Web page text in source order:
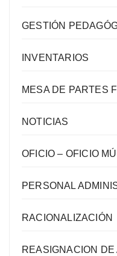
GESTIÓN
INVENTARIOS
MESA DE PARTES
NOTICIAS
OFICIO – OFICIO
PERSONAL
RACIONALIZACIÓN
REASIGNACION